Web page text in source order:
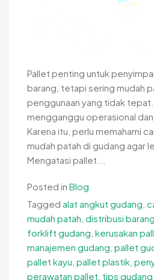
Pallet penting untuk
barang, tetapi sering mudah
penggunaan yang tidak tepat.
mengganggu operasional dan
Karena itu, perlu memahami
mudah patah di gudang agar
Mengatasi pallet...
Posted in Blog
Tagged alat angkut gudang
mudah patah distribusi barang
forklift gudang kerusakan
manajemen gudang pallet
pallet kayu pallet plastik
perawatan pallet tips